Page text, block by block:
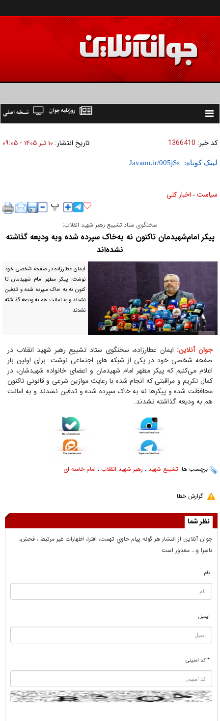
Toggle
نسخه اصلی روزنامه جوان
کد خبر: 1366410 تاریخ انتشار: ۱۰ تير ۱۴۰۵ - ۰۹:۰۵
لینک کوتاه:
سیاست » اخبار کلی
سخنگوی ستاد تشییع رهبر شهید انقلاب:
پیکر امام‌شهیدمان تاکنون نه به‌خاک سپرده شده وبه ودیعه گذاشته
نشده‌اند
ایمان عطارزاده در صفحه شخصی خود
نوشت: پیکر مطهر امام شهیدمان تا
کنون نه به خاک سپرده شده و تدفین
نشدند و به امانت هم به ودیعه گذاشته
نشدند.
جوان آنلاین: ایمان عطارزاده، سخنگوی ستاد تشییع رهبر شهید انقلاب در
صفحه شخصی خود در یکی از شبکه های اجتماعی نوشت: برای اولین بار
اعلام می‌کنیم که پیکر مطهر امام شهیدمان و اعضای خانواده شهیدشان، در
کمال تکریم و مراقبتی که انجام شده با رعایت موازین شرعی و قانونی تاکنون
محافظت شده و پیکرها نه به خاک سپرده شده و تدفین نشدند و به امانت
هم به ودیعه گذاشته نشدند.
برچسب ها: تشییع شهید ، رهبر شهید انقلاب ، امام خامنه ای
گزارش خطا
نظر شما
جوان آنلاين از انتشار هر گونه پيام حاوي تهمت، افترا، اظهارات غير مرتبط ، فحش،
ناسزا و... معذور است
نام
ایمیل
* کد امنیتی